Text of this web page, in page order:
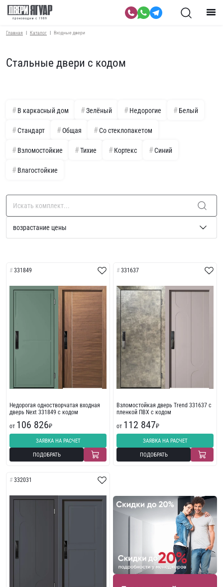
Главная Каталог Входные двери
Стальные двери с кодом
В каркасный дом Зелёный Недорогие Белый
Стандарт Общая Со стеклопакетом
Взломостойкие Тихие Кортекс Синий
Влагостойкие
331849
Недорогая одностворчатая входная
дверь Next 331849 с кодом
от 106 826₽
ЗАЯВКА НА РАСЧЕТ
ПОДОБРАТЬ
331637
Взломостойкая дверь Trend 331637 с
пленкой ПВХ с кодом
от 112 847₽
ЗАЯВКА НА РАСЧЕТ
ПОДОБРАТЬ
332031